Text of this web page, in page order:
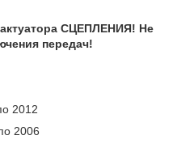
СЦЕПЛЕНИЯ! Не
передач!
2012
2006